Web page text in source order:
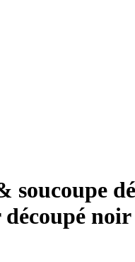
soucoupe
noir